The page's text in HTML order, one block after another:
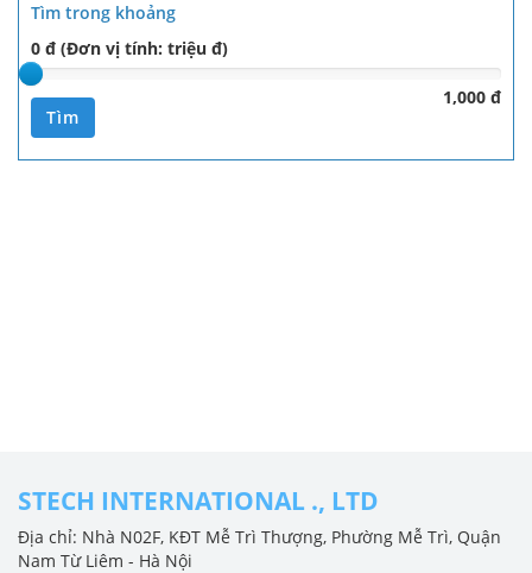
Tìm trong khoảng
0 đ (Đơn vị tính: triệu đ)
1,000 đ
Tìm
STECH INTERNATIONAL ., LTD
Địa chỉ: Nhà N02F, KĐT Mễ Trì Thượng, Phường Mễ Trì, Quận
Nam Từ Liêm - Hà Nội